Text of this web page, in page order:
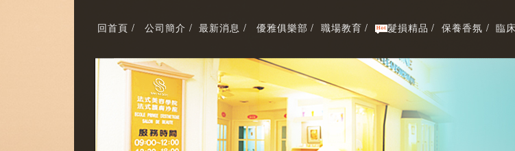
回首頁 / 公司簡介 / 最新消息 / 優雅俱樂部 / 職場教育 / 髮損精品 / 保養香氛 / 臨